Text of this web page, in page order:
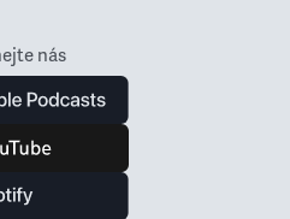
nás